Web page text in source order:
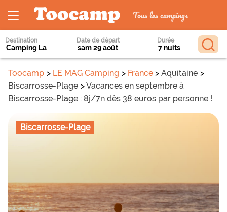
Tous les campings
Destination Date de départ Durée
Toocamp LE MAG Camping France
Aquitaine
Biscarrosse-Plage
Vacances en septembre à
Biscarrosse-Plage : 8j/7n dès 38 euros par personne !
Biscarrosse-Plage